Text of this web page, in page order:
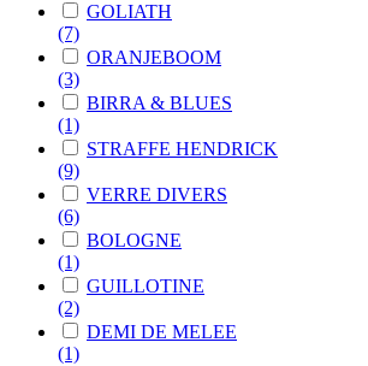
GOLIATH
(7)
ORANJEBOOM
(3)
BIRRA & BLUES
(1)
STRAFFE HENDRICK
(9)
VERRE DIVERS
(6)
BOLOGNE
(1)
GUILLOTINE
(2)
DEMI DE MELEE
(1)